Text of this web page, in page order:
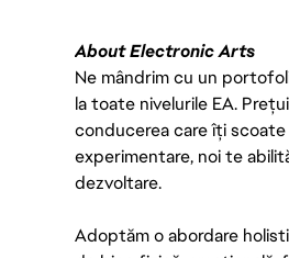
About Electronic Arts
Ne mândrim cu un
la toate nivelurile EA.
conducerea care îți
experimentare, noi te
dezvoltare.
Adoptăm o abordare